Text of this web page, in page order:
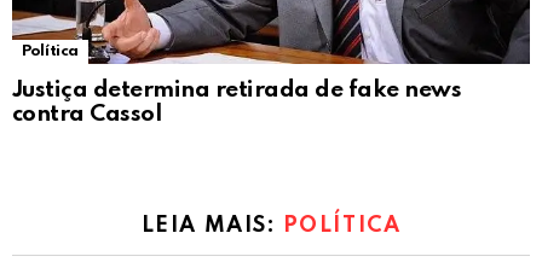
Política
Justiça determina retirada de fake news
contra Cassol
LEIA MAIS: POLÍTICA